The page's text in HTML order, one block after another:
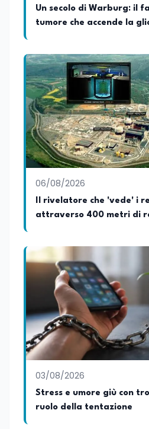
Un secolo di Warburg: il
tumore che accende la
06/08/2026
Il rivelatore che 'vede' i
attraverso 400 metri di
03/08/2026
Stress e umore giù con
ruolo della tentazione